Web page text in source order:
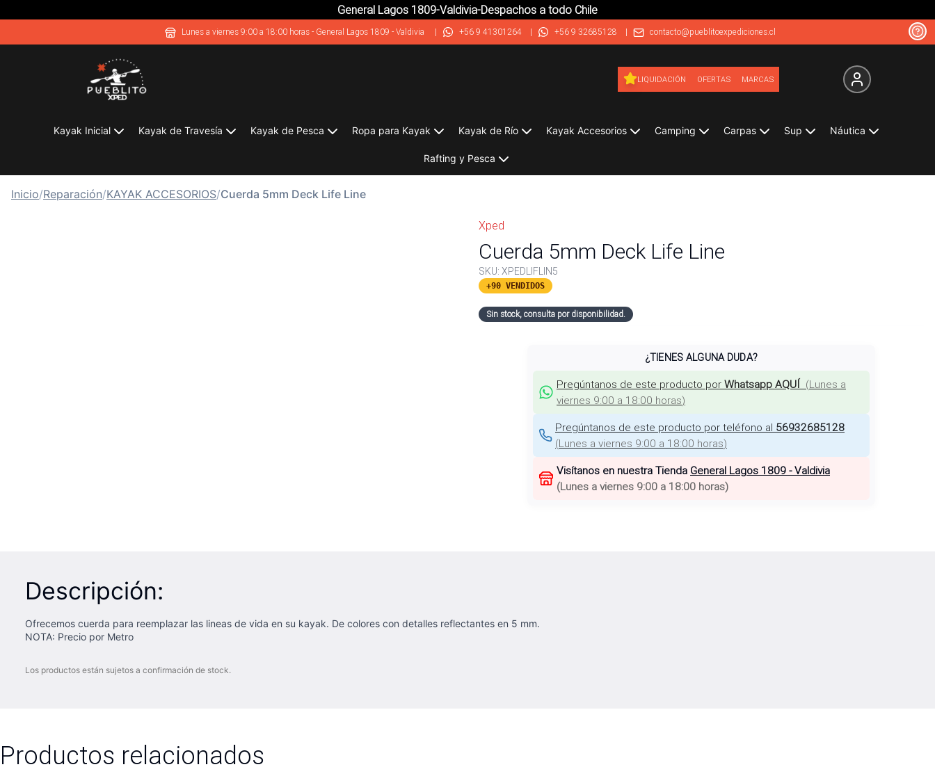
General Lagos 1809-Valdivia-Despachos a todo Chile
Lunes a viernes 9:00 a 18:00 horas - General Lagos 1809 - Valdivia | +56 9 41301264 | +56 9 32685128 | contacto@pueblitoexpediciones.cl
LIQUIDACIÓN OFERTAS MARCAS
Kayak Inicial Kayak de Travesía Kayak de Pesca Ropa para Kayak Kayak de Río Kayak Accesorios Camping Carpas Sup Náutica
Rafting y Pesca
Inicio/Reparación/KAYAK ACCESORIOS/Cuerda 5mm Deck Life Line
Xped
Cuerda 5mm Deck Life Line
SKU: XPEDLIFLIN5
+90 VENDIDOS
Sin stock, consulta por disponibilidad.
¿TIENES ALGUNA DUDA?
Pregúntanos de este producto por Whatsapp AQUÍ (Lunes a
viernes 9:00 a 18:00 horas)
Pregúntanos de este producto por teléfono al 56932685128
(Lunes a viernes 9:00 a 18:00 horas)
Visítanos en nuestra Tienda General Lagos 1809 - Valdivia
(Lunes a viernes 9:00 a 18:00 horas)
Descripción:
Ofrecemos cuerda para reemplazar las lineas de vida en su kayak. De colores con detalles reflectantes en 5 mm.
NOTA: Precio por Metro
Los productos están sujetos a confirmación de stock.
Productos relacionados